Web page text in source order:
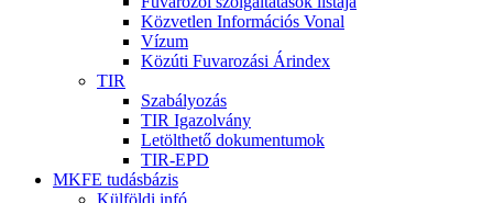
Közvetlen Információs Vonal
Vízum
Közúti Fuvarozási Árindex
TIR
Szabályozás
TIR Igazolvány
Letölthető dokumentumok
TIR-EPD
MKFE tudásbázis